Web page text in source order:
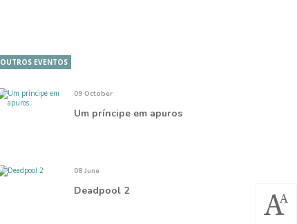
OUTROS EVENTOS
09 October
Um príncipe em apuros
08 June
Deadpool 2